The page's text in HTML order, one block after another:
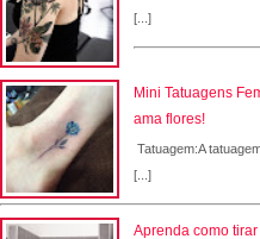
[...]
Mini Tatuagens
ama flores!
Tatuagem:A
[...]
Aprenda como